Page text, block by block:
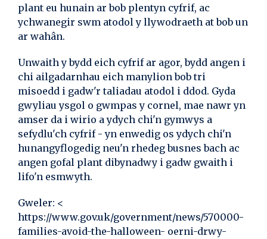
plant eu hunain ar bob plentyn cyfrif, ac
ychwanegir swm atodol y llywodraeth at bob un
ar wahân.
Unwaith y bydd eich cyfrif ar agor, bydd angen i
chi ailgadarnhau eich manylion bob tri
misoedd i gadw'r taliadau atodol i ddod. Gyda
gwyliau ysgol o gwmpas y cornel, mae nawr yn
amser da i wirio a ydych chi'n gymwys a
sefydlu'ch cyfrif - yn enwedig os ydych chi'n
hunangyflogedig neu'n rhedeg busnes bach ac
angen gofal plant dibynadwy i gadw gwaith i
lifo'n esmwyth.
Gweler: <
https://www.gov.uk/government/news/570000-
families-avoid-the-halloween- oerni-drwy-